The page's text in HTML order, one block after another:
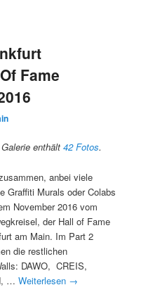
Fame
enthält42 Fotos.
anbei viele
Graffiti Murals oder Colabs
November 2016 vom
der Hall of Fame
am Main. Im Part 2
die restlichen
DAWO, CREIS,
…Weiterlesen →